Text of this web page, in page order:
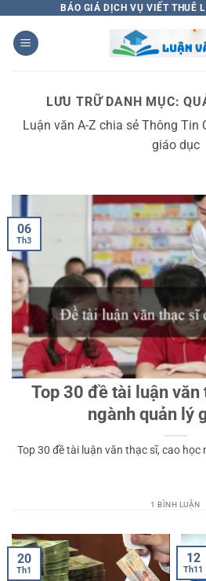
qua
nội
BÁO GIÁ DỊCH VỤ VIẾT THUÊ
LƯU TRỮ DANH MỤC:
Luận văn A-Z chia sẻ Thông Tin
giáo dục
Top 30 đề tài luận văn
ngành quản lý
Top 30 đề tài luận văn thạc sĩ, cao học
1 BÌNH LUẬN
06
Th3
20
Th1
12
Th11